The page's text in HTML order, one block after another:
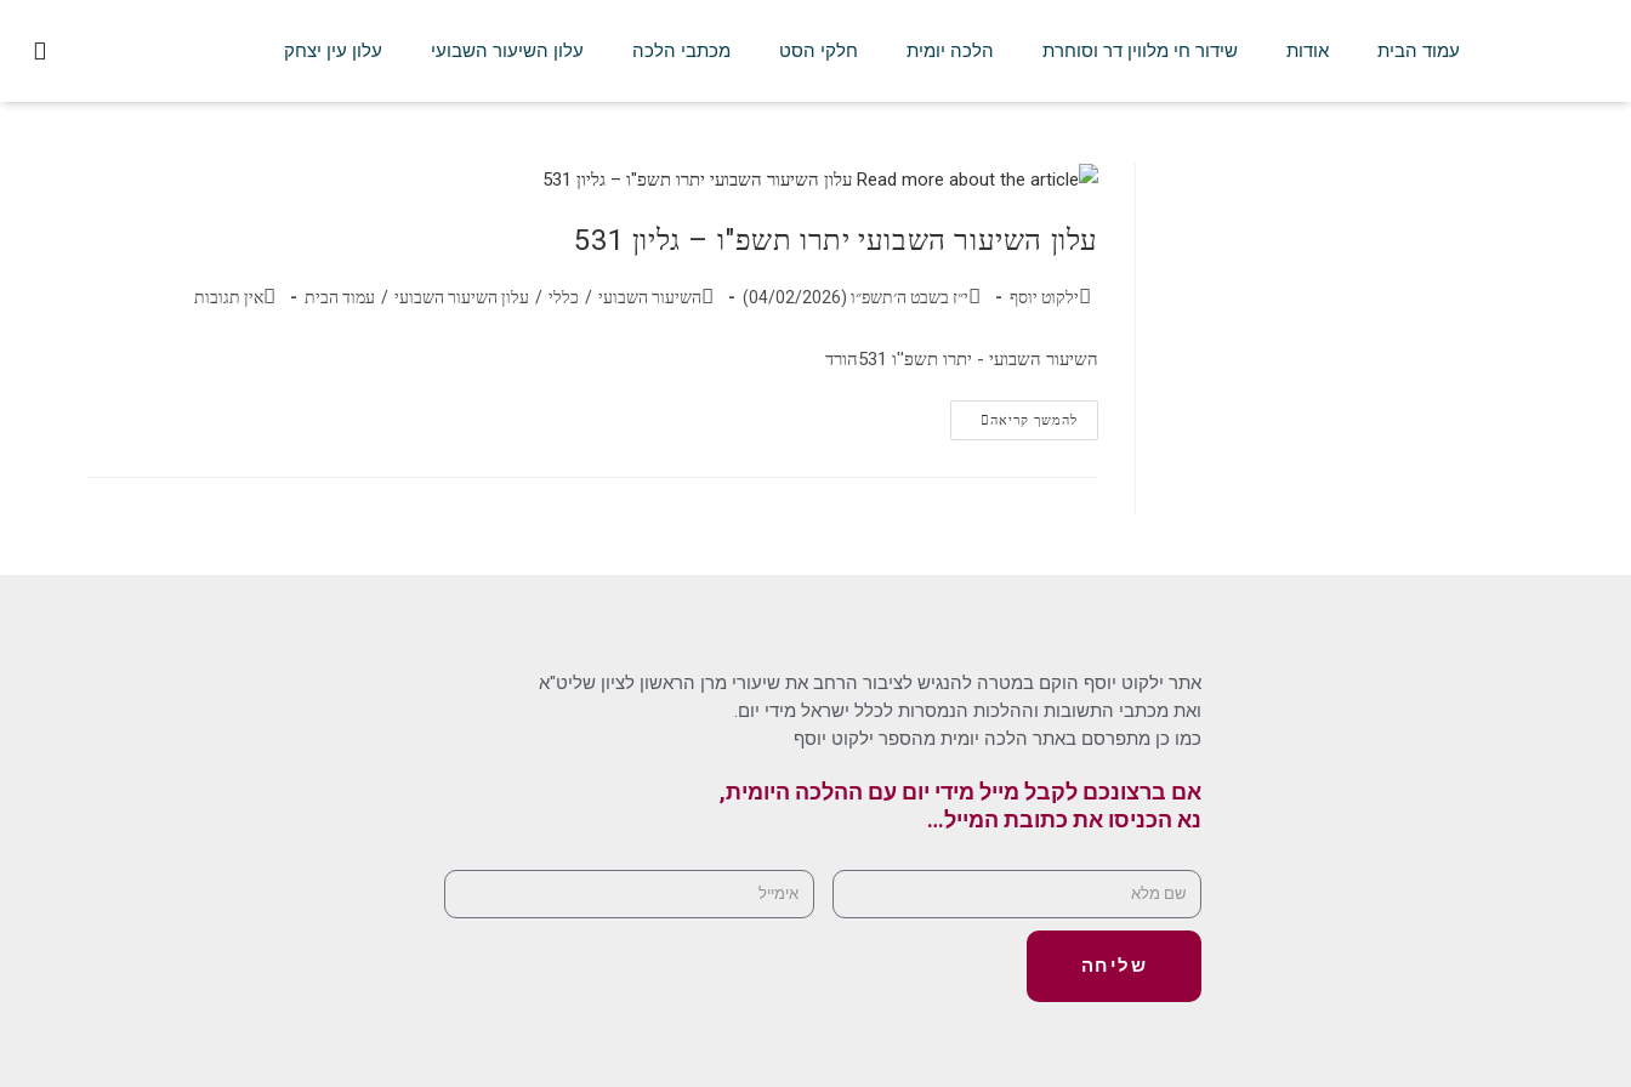
עמוד הבית אודות שידור חי מלווין דר וסוחרת הלכה יומית חלקי הסט מכתבי הלכה עלון השיעור השבועי עלון עין יצחק
עלון השיעור השבועי יתרו תשפ"ו – גליון 531
ילקוט יוסף י״ז בשבט ה׳תשפ״ו (04/02/2026) השיעור השבועי / כללי / עלון השיעור השבועי / עמוד הבית אין תגובות
השיעור השבועי - יתרו תשפ''ו 531הורד
להמשך קריאה
אתר ילקוט יוסף הוקם במטרה להנגיש לציבור הרחב את שיעורי מרן הראשון לציון שליט"א
ואת מכתבי התשובות וההלכות הנמסרות לכלל ישראל מידי יום.
כמו כן מתפרסם באתר הלכה יומית מהספר ילקוט יוסף
אם ברצונכם לקבל מייל מידי יום עם ההלכה היומית,
נא הכניסו את כתובת המייל…
שליחה